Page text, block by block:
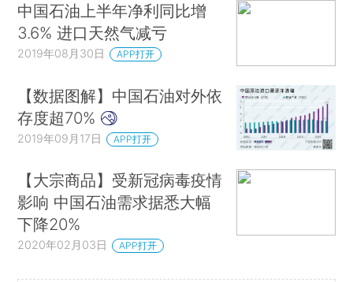
中国石油上半年净利同比增
3.6% 进口天然气减亏
2019年08月30日 APP打开
【数据图解】中国石油对外依
存度超70%
2019年09月17日 APP打开
【大宗商品】受新冠病毒疫情
影响 中国石油需求据悉大幅
下降20%
2020年02月03日 APP打开